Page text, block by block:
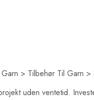
> Tilbehør Til Garn
uden ventetid.